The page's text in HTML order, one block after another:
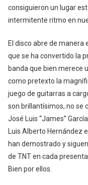
consiguieron un lugar
intermitente ritmo en
El disco abre de manera
que se ha convertido la
banda que bien merece
como pretexto la
juego de guitarras a
son brillantísimos, no se
José Luis “James”
Luis Alberto Hernández
han demostrado y
de TNT en cada
Bien por ellos.